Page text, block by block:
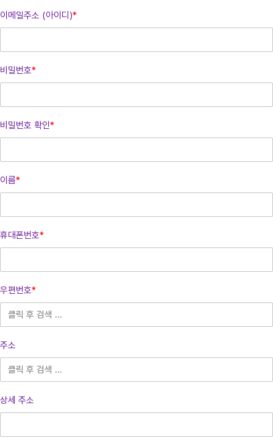
이메일주소 (아이디)*
비밀번호*
비밀번호 확인*
이름*
휴대폰번호*
우편번호*
주소
상세 주소